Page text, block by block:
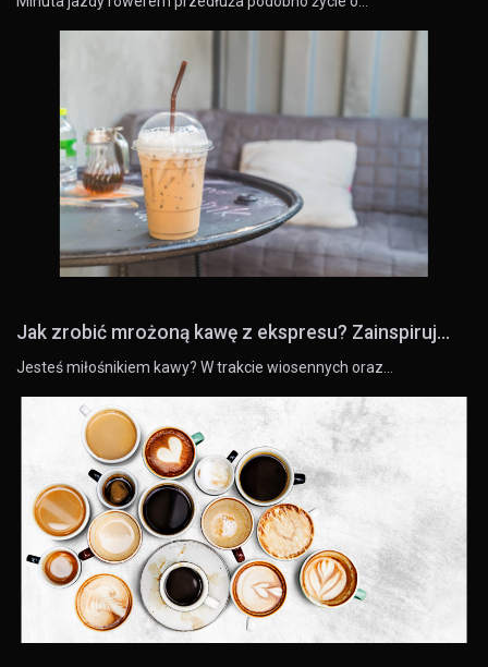
Jak zrobić mrożoną kawę z ekspresu? Zainspiruj...
Jesteś miłośnikiem kawy? W trakcie wiosennych oraz…